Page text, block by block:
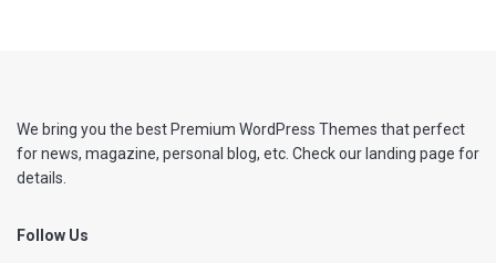
We bring you the best Premium WordPress Themes that perfect
for news, magazine, personal blog, etc. Check our landing page for
details.
Follow Us